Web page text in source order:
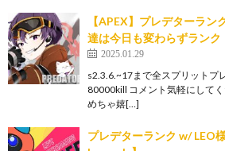
【APEX】プレデターラ
達は今日も変わらずランク
2025.01.29
s2.3.6.~17まで全スプリットプ
80000kill コメント気軽にして
めちゃ嬉[…]
プレデターランク w/ LEO